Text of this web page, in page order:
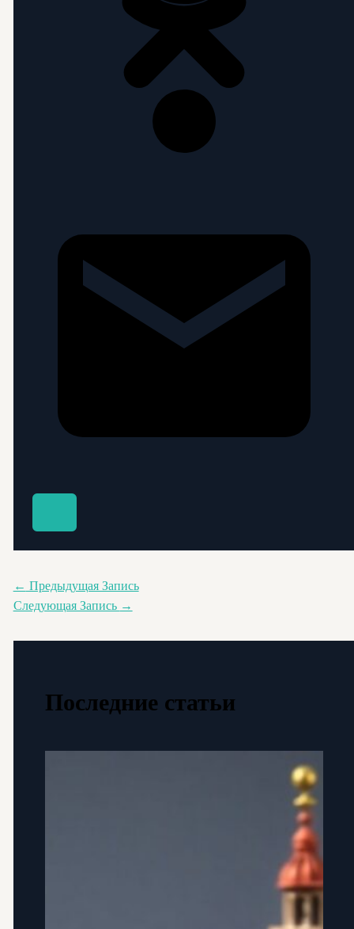
← Предыдущая Запись
Следующая Запись →
Последние статьи